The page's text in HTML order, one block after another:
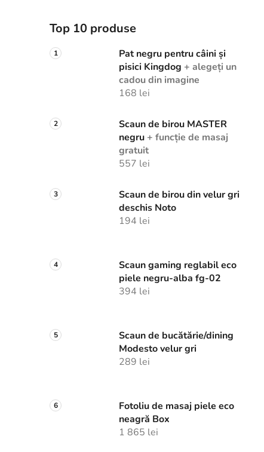
Top 10 produse
Pat negru pentru câini și
pisici Kingdog + alegeți un
cadou din imagine
168 lei
Scaun de birou MASTER
negru + funcție de masaj
gratuit
557 lei
Scaun de birou din velur gri
deschis Noto
194 lei
Scaun gaming reglabil eco
piele negru-alba fg-02
394 lei
Scaun de bucătărie/dining
Modesto velur gri
289 lei
Fotoliu de masaj piele eco
neagră Box
1 865 lei